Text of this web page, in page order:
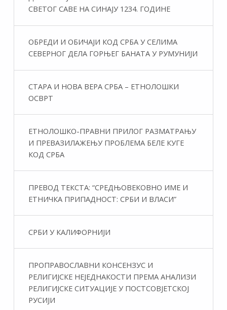
СВЕТОГ САВЕ НА СИНАЈУ 1234. ГОДИНЕ
ОБРЕДИ И ОБИЧАЈИ КОД СРБА У СЕЛИМА
СЕВЕРНОГ ДЕЛА ГОРЊЕГ БАНАТА У РУМУНИЈИ
СТАРА И НОВА ВЕРА СРБА – ЕТНОЛОШКИ
ОСВРТ
ЕТНОЛОШКО-ПРАВНИ ПРИЛОГ РАЗМАТРАЊУ
И ПРЕВАЗИЛАЖЕЊУ ПРОБЛЕМА БЕЛЕ КУГЕ
КОД СРБА
ПРЕВОД ТЕКСТА: “СРЕДЊОВЕКОВНО ИМЕ И
ЕТНИЧКА ПРИПАДНОСТ: СРБИ И ВЛАСИ”
СРБИ У КАЛИФОРНИЈИ
ПРОПРАВОСЛАВНИ КОНСЕНЗУС И
РЕЛИГИЈСКЕ НЕЈЕДНАКОСТИ ПРЕМА АНАЛИЗИ
РЕЛИГИЈСКЕ СИТУАЦИЈЕ У ПОСТСОВЈЕТСКОЈ
РУСИЈИ